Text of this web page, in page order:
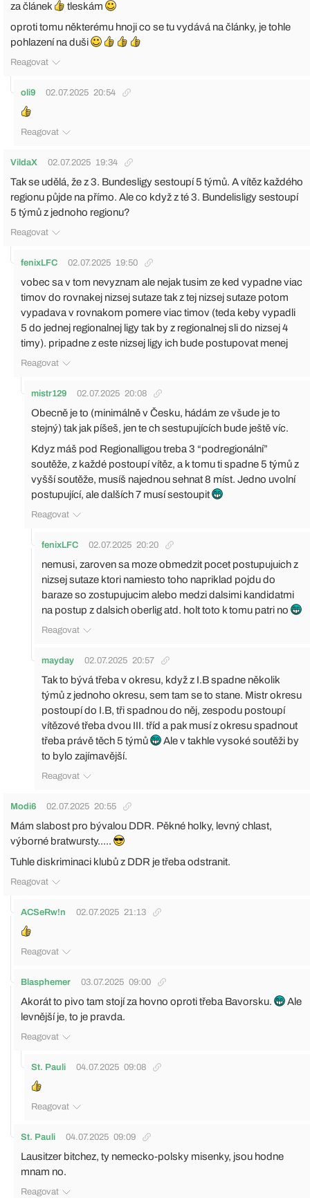
za článek
tleskám
oproti tomu některému hnoji co se tu vydává na články, je tohle
pohlazení na duši
Reagovat
oli9 02.07.2025 20:54
Reagovat
VildaX 02.07.2025 19:34
Tak se udělá, že z 3. Bundesligy sestoupí 5 týmů. A vítěz každého
regionu půjde na přímo. Ale co když z té 3. Bundelisligy sestoupí
5 týmů z jednoho regionu?
Reagovat
fenixLFC 02.07.2025 19:50
vobec sa v tom nevyznam ale nejak tusim ze ked vypadne viac
timov do rovnakej nizsej sutaze tak z tej nizsej sutaze potom
vypadava v rovnakom pomere viac timov (teda keby vypadli
5 do jednej regionalnej ligy tak by z regionalnej sli do nizsej 4
timy). pripadne z este nizsej ligy ich bude postupovat menej
Reagovat
mistr129 02.07.2025 20:08
Obecně je to (minimálně v Česku, hádám ze všude je to
stejný) tak jak píšeš, jen te ch sestupujících bude ještě víc.
Kdyz máš pod Regionalligou treba 3 “podregionální”
soutěže, z každé postoupí vítěz, a k tomu ti spadne 5 týmů z
vyšší soutěže, musíš najednou sehnat 8 míst. Jedno uvolní
postupující, ale dalších 7 musí sestoupit
Reagovat
fenixLFC 02.07.2025 20:20
nemusi, zaroven sa moze obmedzit pocet postupujuich z
nizsej sutaze ktori namiesto toho napriklad pojdu do
baraze so zostupujucim alebo medzi dalsimi kandidatmi
na postup z dalsich oberlig atd. holt toto k tomu patri no
Reagovat
mayday 02.07.2025 20:57
Tak to bývá třeba v okresu, když z I.B spadne několik
týmů z jednoho okresu, sem tam se to stane. Mistr okresu
postoupí do I.B, tři spadnou do něj, zespodu postoupí
vítězové třeba dvou III. tříd a pak musí z okresu spadnout
třeba právě těch 5 týmů
Ale v takhle vysoké soutěži by
to bylo zajímavější.
Reagovat
Modi6 02.07.2025 20:55
Mám slabost pro bývalou DDR. Pěkné holky, levný chlast,
výborné bratwursty.....
Tuhle diskriminaci klubů z DDR je třeba odstranit.
Reagovat
ACSeRw!n 02.07.2025 21:13
Reagovat
Blasphemer 03.07.2025 09:00
Akorát to pivo tam stojí za hovno oproti třeba Bavorsku.
Ale
levnější je, to je pravda.
Reagovat
St. Pauli 04.07.2025 09:08
Reagovat
St. Pauli 04.07.2025 09:09
Lausitzer bitchez, ty nemecko-polsky misenky, jsou hodne
mnam no.
Reagovat